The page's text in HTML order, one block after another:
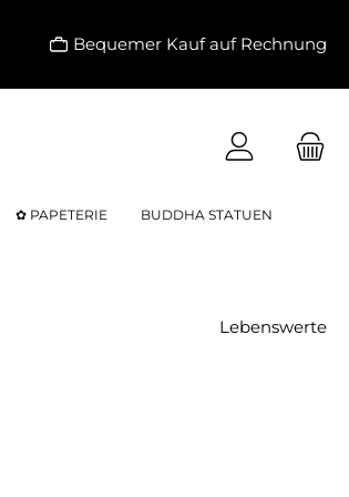
Bequemer Kauf auf Rechnung
✿ PAPETERIE BUDDHA STATUEN
Lebenswerte